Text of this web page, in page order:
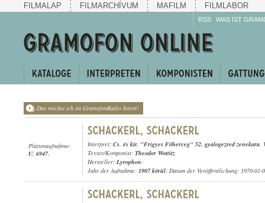
FILMALAP FILMARCHÍVUM MAFILM FILMLABOR
RSS WAS IST
Das möchte ich im GramofonRadio hören!
Plattenaufnahme:
U. 6947.
Interpret: Cs. és kir. "Frigyes Főherceg" 52. gyalogezred zenekara,
Texter/Komponist: Theodor Wottitz
Hersteller: Lyrophon;
Jahr der Aufnahme: 1907 körül; Datum der Veröffentlichung: 1970-01-